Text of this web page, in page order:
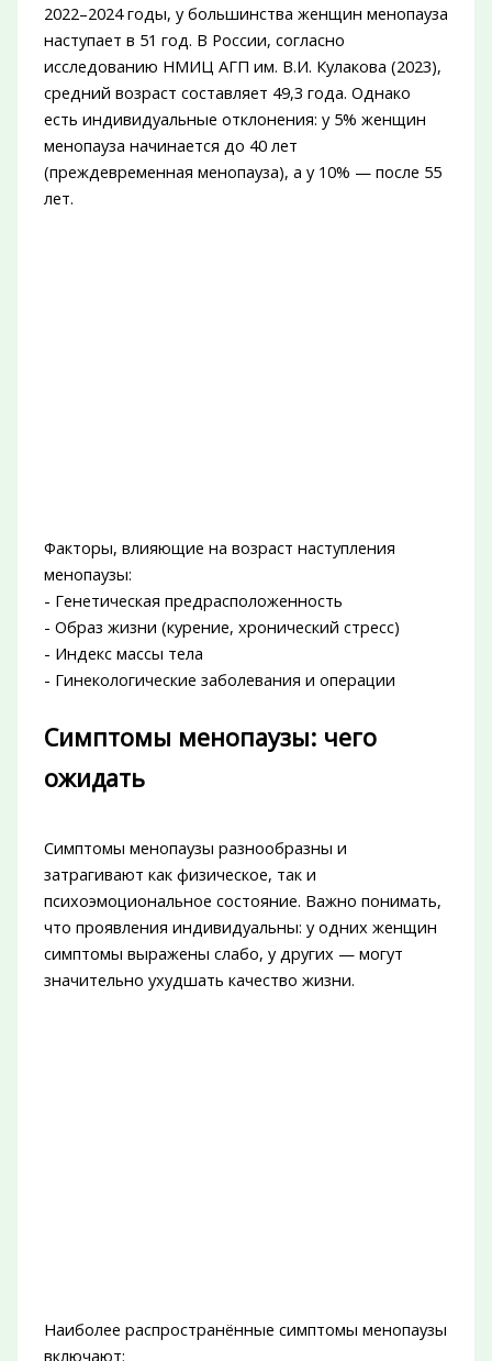
2022–2024 годы, у большинства женщин менопауза
наступает в 51 год. В России, согласно
исследованию НМИЦ АГП им. В.И. Кулакова (2023),
средний возраст составляет 49,3 года. Однако
есть индивидуальные отклонения: у 5% женщин
менопауза начинается до 40 лет
(преждевременная менопауза), а у 10% — после 55
лет.
Факторы, влияющие на возраст наступления
менопаузы:
- Генетическая предрасположенность
- Образ жизни (курение, хронический стресс)
- Индекс массы тела
- Гинекологические заболевания и операции
Симптомы менопаузы: чего
ожидать
Симптомы менопаузы разнообразны и
затрагивают как физическое, так и
психоэмоциональное состояние. Важно понимать,
что проявления индивидуальны: у одних женщин
симптомы выражены слабо, у других — могут
значительно ухудшать качество жизни.
Наиболее распространённые симптомы менопаузы
включают: